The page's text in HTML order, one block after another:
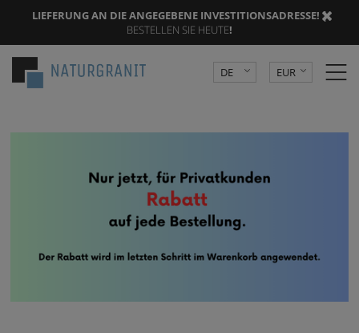
LIEFERUNG AN DIE ANGEGEBENE INVESTITIONSADRESSE! |
BESTELLEN SIE HEUTE!
DE
EUR